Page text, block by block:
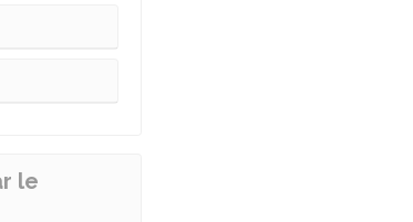
le